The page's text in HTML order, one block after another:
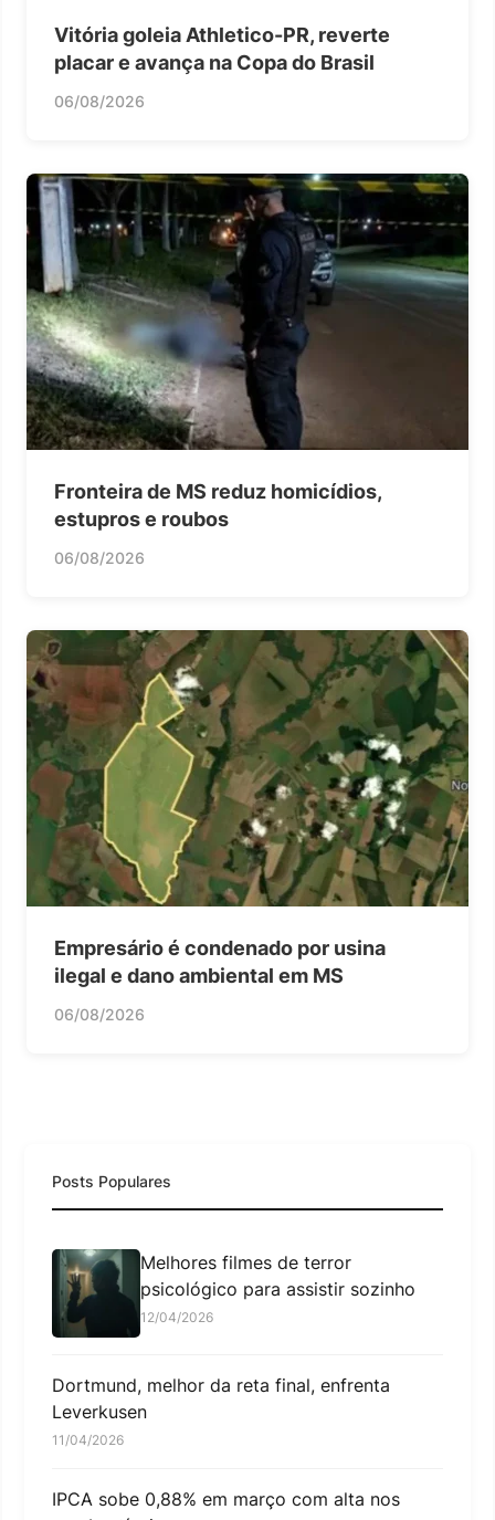
Vitória goleia Athletico-PR, reverte
placar e avança na Copa do Brasil
06/08/2026
Fronteira de MS reduz homicídios,
estupros e roubos
06/08/2026
Empresário é condenado por usina
ilegal e dano ambiental em MS
06/08/2026
Posts Populares
Melhores filmes de terror
psicológico para assistir sozinho
12/04/2026
Dortmund, melhor da reta final, enfrenta
Leverkusen
11/04/2026
IPCA sobe 0,88% em março com alta nos